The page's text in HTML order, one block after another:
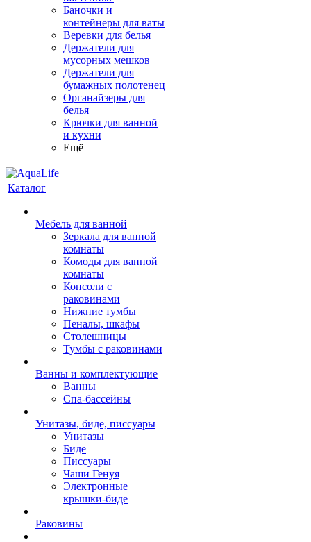
Баночки и
контейнеры для ваты
Веревки для белья
Держатели для
мусорных мешков
Держатели для
бумажных полотенец
Органайзеры для
белья
Крючки для ванной
и кухни
Ещё
Каталог
Мебель для ванной
Зеркала для ванной
комнаты
Комоды для ванной
комнаты
Консоли с
раковинами
Нижние тумбы
Пеналы, шкафы
Столешницы
Тумбы с раковинами
Ванны и комплектующие
Ванны
Спа-бассейны
Унитазы, биде, писсуары
Унитазы
Биде
Писсуары
Чаши Генуя
Электронные
крышки-биде
Раковины